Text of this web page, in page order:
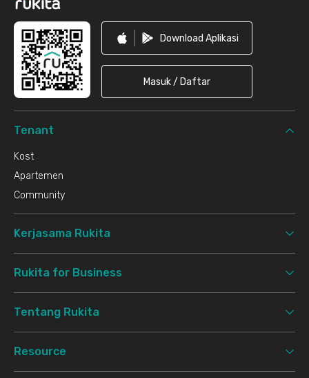
Download Aplikasi
Masuk / Daftar
Tenant
Kost
Apartemen
Community
Kerjasama Rukita
Rukita for Business
Tentang Rukita
Resource